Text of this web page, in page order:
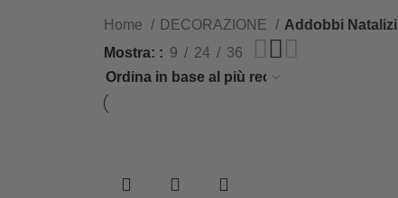
Home DECORAZIONE
Addobbi Natalizi
Mostra:
9 24 36